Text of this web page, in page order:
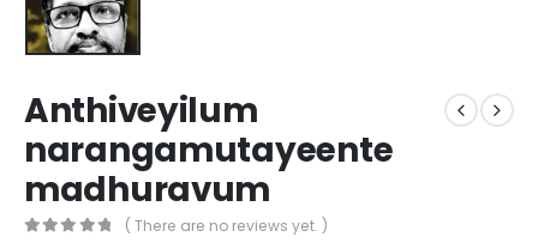
Anthiveyilum
narangamutayeente
madhuravum
( There are no reviews yet. )